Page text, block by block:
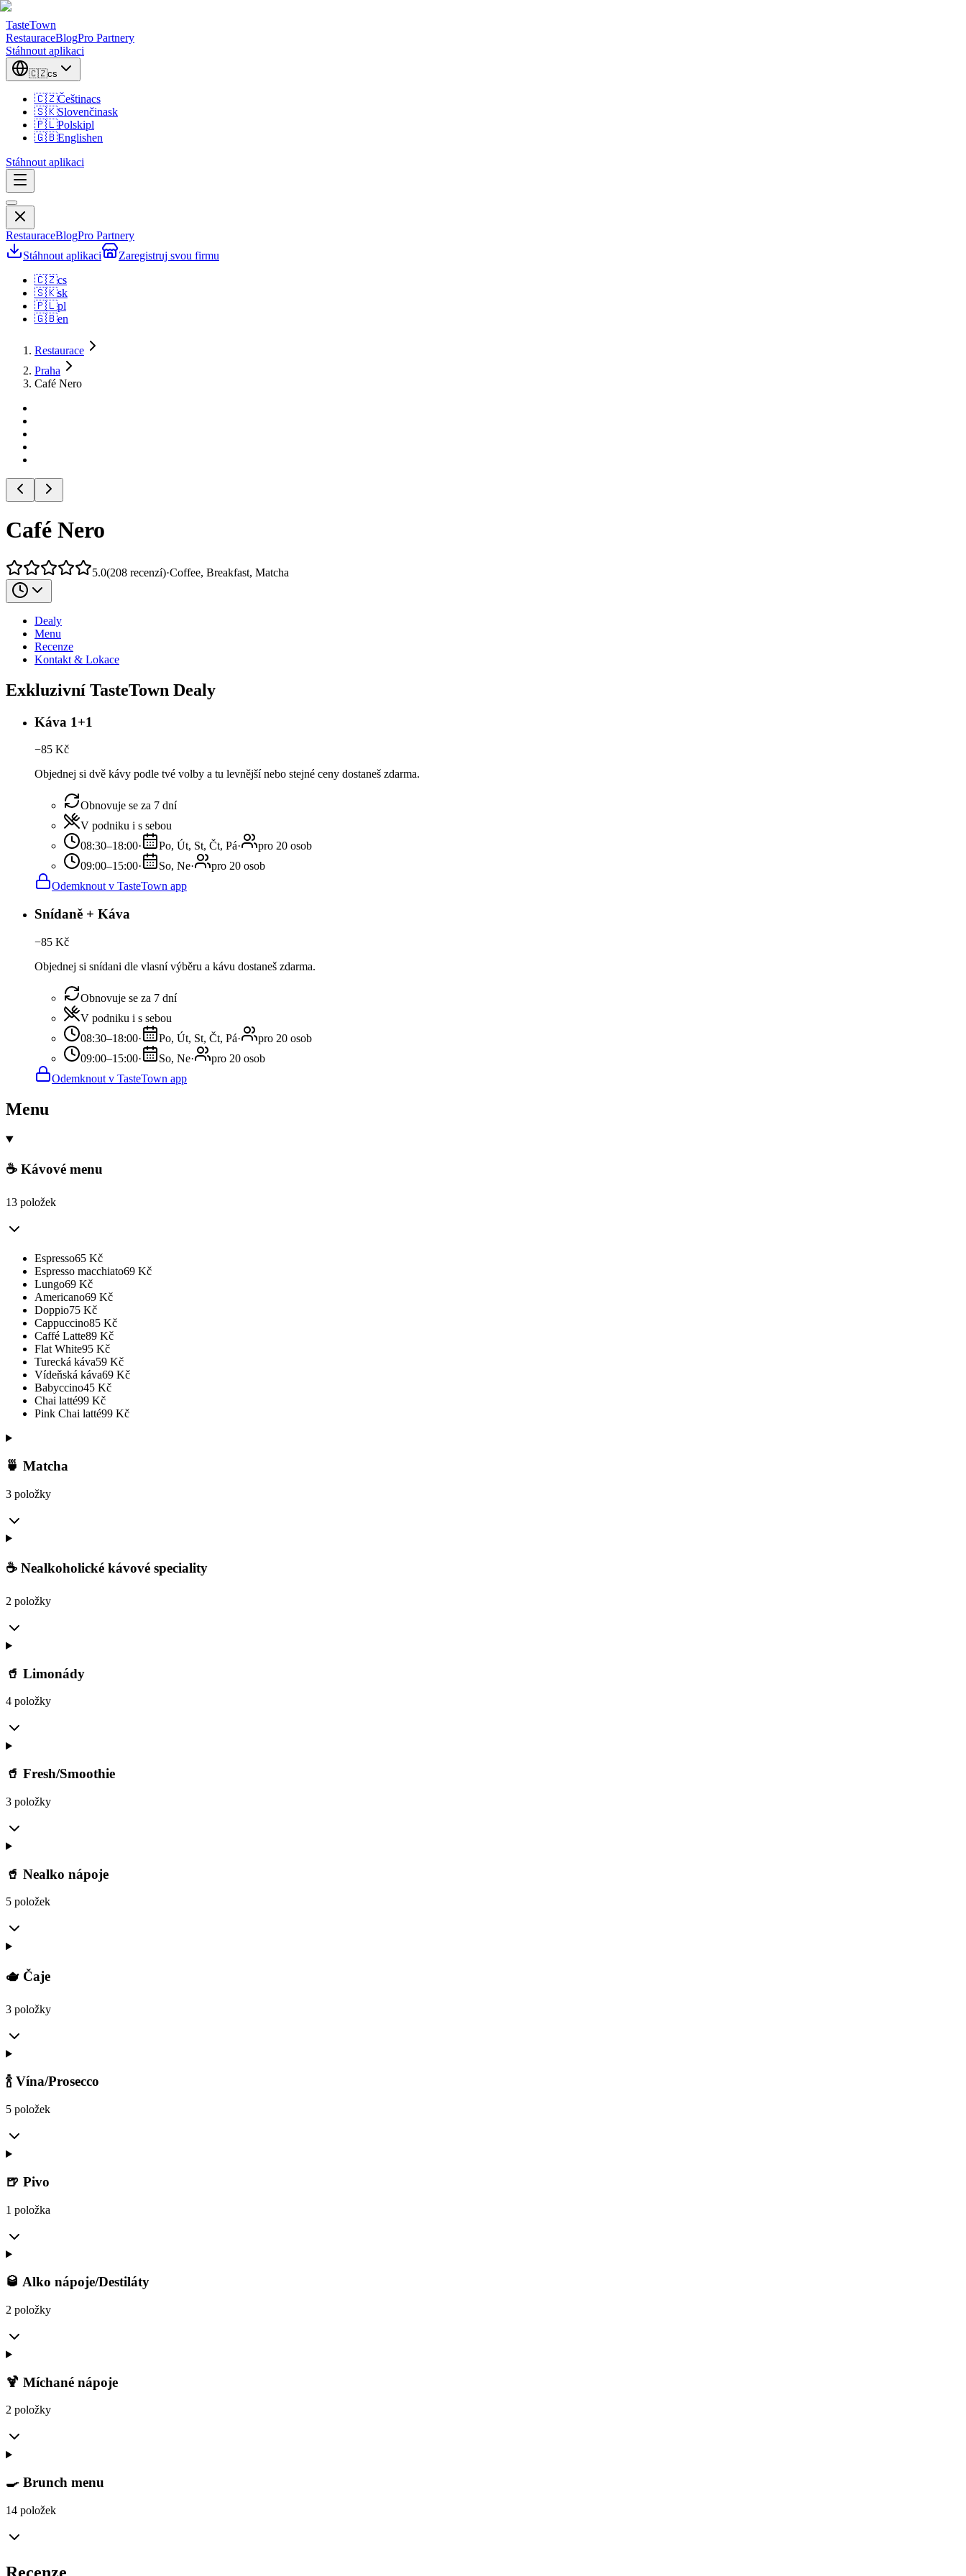
TasteTown
RestauraceBlogPro Partnery
Stáhnout aplikaci
🇨🇿cs
🇨🇿Češtinacs
🇸🇰Slovenčinask
🇵🇱Polskipl
🇬🇧Englishen
Stáhnout aplikaci
RestauraceBlogPro Partnery
Stáhnout aplikaci
Zaregistruj svou firmu
🇨🇿cs
🇸🇰sk
🇵🇱pl
🇬🇧en
Restaurace
Praha
Café Nero
Café Nero
5.0(208 recenzí)·Coffee, Breakfast, Matcha
Dealy
Menu
Recenze
Kontakt & Lokace
Exkluzivní TasteTown Dealy
Káva 1+1
−85 Kč
Objednej si dvě kávy podle tvé volby a tu levnější nebo stejné ceny dostaneš zdarma.
Obnovuje se za 7 dní
V podniku i s sebou
08:30–18:00· Po, Út, St, Čt, Pá·
pro 20 osob
09:00–15:00· So, Ne·
pro 20 osob
Odemknout v TasteTown app
Snídaně + Káva
−85 Kč
Objednej si snídani dle vlasní výběru a kávu dostaneš zdarma.
Obnovuje se za 7 dní
V podniku i s sebou
08:30–18:00· Po, Út, St, Čt, Pá·
pro 20 osob
09:00–15:00· So, Ne·
pro 20 osob
Odemknout v TasteTown app
Menu
☕ Kávové menu
13 položek
Espresso65 Kč
Espresso macchiato69 Kč
Lungo69 Kč
Americano69 Kč
Doppio75 Kč
Cappuccino85 Kč
Caffé Latte89 Kč
Flat White95 Kč
Turecká káva59 Kč
Vídeňská káva69 Kč
Babyccino45 Kč
Chai latté99 Kč
Pink Chai latté99 Kč
🍵 Matcha
3 položky
☕ Nealkoholické kávové speciality
2 položky
🥤 Limonády
4 položky
🥤 Fresh/Smoothie
3 položky
🥤 Nealko nápoje
5 položek
🫖 Čaje
3 položky
🍾 Vína/Prosecco
5 položek
🍺 Pivo
1 položka
🥃 Alko nápoje/Destiláty
2 položky
🍹 Míchané nápoje
2 položky
🍳 Brunch menu
14 položek